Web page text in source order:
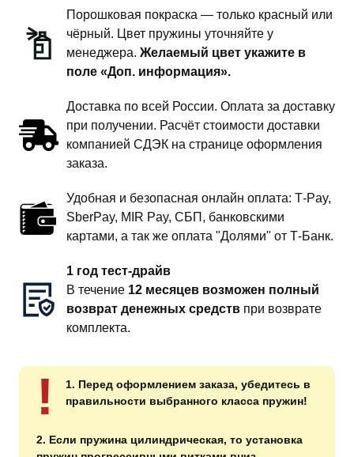
Порошковая покраска — только красный или
чёрный. Цвет пружины уточняйте у
менеджера. Желаемый цвет укажите в
поле «Доп. информация».
Доставка по всей России. Оплата за доставку
при получении. Расчёт стоимости доставки
компанией СДЭК на странице оформления
заказа.
Удобная и безопасная онлайн оплата: T‑Pay,
SberPay, MIR Pay, СБП, банковскими
картами, а так же оплата "Долями" от Т-Банк.
1 год тест-драйв
В течение 12 месяцев возможен полный
возврат денежных средств при возврате
комплекта.
!
1. Перед оформлением заказа, убедитесь в
правильности выбранного класса пружин!
2. Если пружина цилиндрическая, то установка